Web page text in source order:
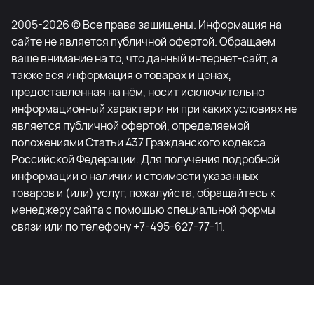
2005-2026 © Все права защищены. Информация на
сайте не является публичной офертой. Обращаем
ваше внимание на то, что данный интернет-сайт, а
также вся информация о товарах и ценах,
предоставленная на нём, носит исключительно
информационный характер и ни при каких условиях не
является публичной офертой, определяемой
положениями Статьи 437 Гражданского кодекса
Российской Федерации. Для получения подробной
информации о наличии и стоимости указанных
товаров и (или) услуг, пожалуйста, обращайтесь к
менеджеру сайта с помощью специальной формы
связи или по телефону +7-495-627-77-11.